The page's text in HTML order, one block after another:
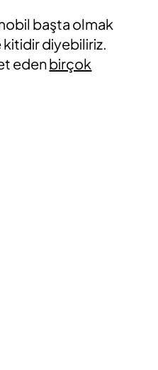
başta olmak
kitidir diyebiliriz.
edenbirçok